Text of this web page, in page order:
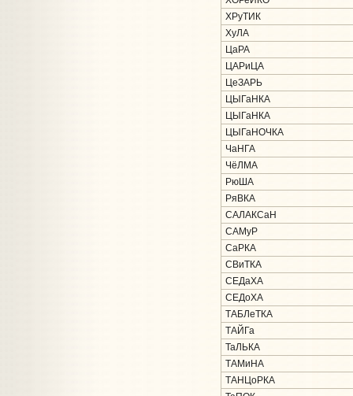
ХРуТИК
ХуЛА
ЦаРА
ЦАРиЦА
ЦеЗАРЬ
ЦЫГаНКА
ЦЫГаНКА
ЦЫГаНОЧКА
ЧаНГА
ЧёЛМА
РюША
РяВКА
САЛАКСаН
САМуР
СаРКА
СВиТКА
СЕДаХА
СЕДоХА
ТАБЛеТКА
ТАЙГа
ТаЛЬКА
ТАМиНА
ТАНЦоРКА